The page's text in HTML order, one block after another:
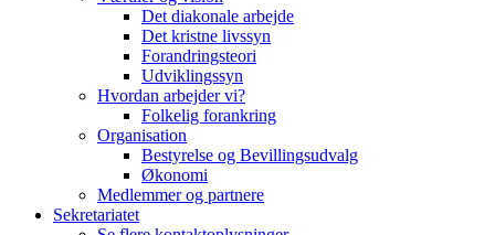
Det diakonale arbejde
Det kristne livssyn
Forandringsteori
Udviklingssyn
Hvordan arbejder vi?
Folkelig forankring
Organisation
Bestyrelse og Bevillingsudvalg
Økonomi
Medlemmer og partnere
Sekretariatet